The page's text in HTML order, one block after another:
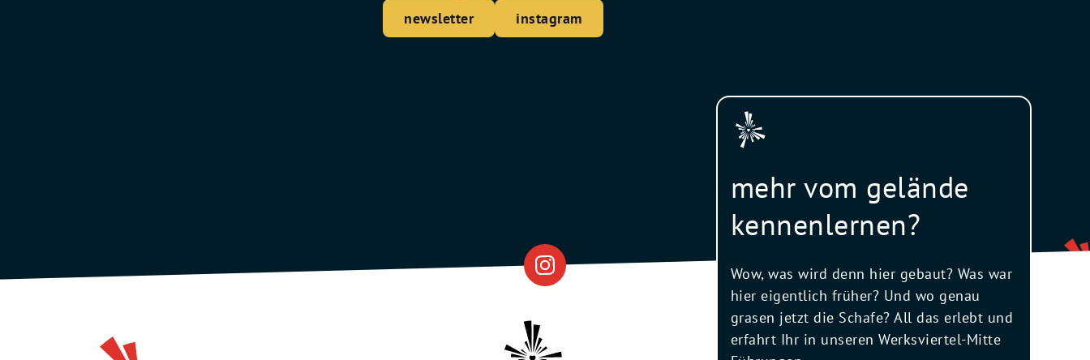
newsletter instagram
mehr vom gelände
kennenlernen?
Wow, was wird denn hier gebaut? Was war
hier eigentlich früher? Und wo genau
grasen jetzt die Schafe? All das erlebt und
erfahrt Ihr in unseren Werksviertel-Mitte